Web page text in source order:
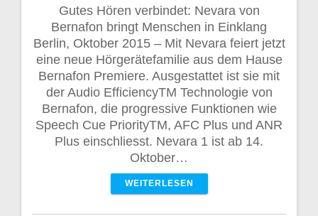
Gutes Hören verbindet: Nevara von
Bernafon bringt Menschen in Einklang
Berlin, Oktober 2015 – Mit Nevara feiert jetzt
eine neue Hörgerätefamilie aus dem Hause
Bernafon Premiere. Ausgestattet ist sie mit
der Audio EfficiencyTM Technologie von
Bernafon, die progressive Funktionen wie
Speech Cue PriorityTM, AFC Plus und ANR
Plus einschliesst. Nevara 1 ist ab 14.
Oktober…
WEITERLESEN